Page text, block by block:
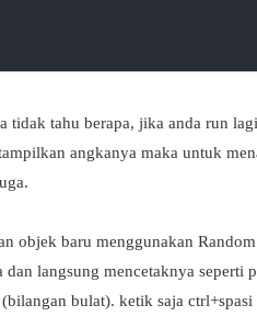
tidak tahu berapa, jika anda run
angkanya maka untuk
objek baru menggunakan
langsung mencetaknya seperti
bulat). ketik saja